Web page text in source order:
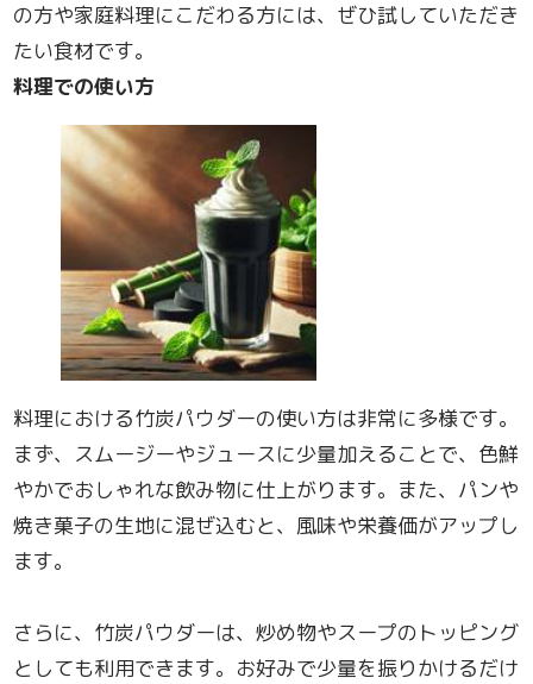
の方や家庭料理にこだわる方には、ぜひ試していただき
たい食材です。
料理での使い方
料理における竹炭パウダーの使い方は非常に多様です。
まず、スムージーやジュースに少量加えることで、色鮮
やかでおしゃれな飲み物に仕上がります。また、パンや
焼き菓子の生地に混ぜ込むと、風味や栄養価がアップし
ます。
さらに、竹炭パウダーは、炒め物やスープのトッピング
としても利用できます。お好みで少量を振りかけるだけ